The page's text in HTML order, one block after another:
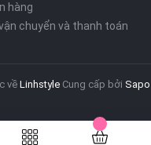
hàng
chuyển và thanh toán
về Linhstyle Cung cấp bởi Sapo